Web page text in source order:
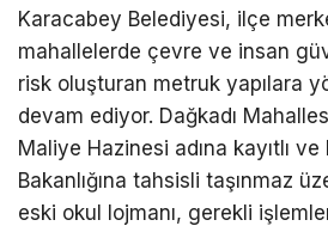
Karacabey Belediyesi, ilçe
mahallelerde çevre ve insan
risk oluşturan metruk yapılara
devam ediyor. Dağkadı
Maliye Hazinesi adına kayıtlı
Bakanlığına tahsisli taşınmaz
eski okul lojmanı, gerekli